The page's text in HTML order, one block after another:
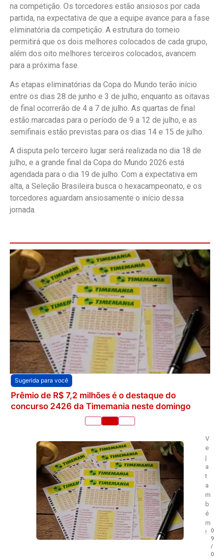
na competição. Os torcedores estão ansiosos por cada
partida, na expectativa de que a equipe avance para a fase
eliminatória da competição. A estrutura do torneio
permitirá que os dois melhores colocados de cada grupo,
além dos oito melhores terceiros colocados, avancem
para a próxima fase.
As etapas eliminatórias da Copa do Mundo terão início
entre os dias 28 de junho e 3 de julho, enquanto as oitavas
de final ocorrerão de 4 a 7 de julho. As quartas de final
estão marcadas para o período de 9 a 12 de julho, e as
semifinais estão previstas para os dias 14 e 15 de julho.
A disputa pelo terceiro lugar será realizada no dia 18 de
julho, e a grande final da Copa do Mundo 2026 está
agendada para o dia 19 de julho. Com a expectativa em
alta, a Seleção Brasileira busca o hexacampeonato, e os
torcedores aguardam ansiosamente o início dessa
jornada.
Sugerida para você
Prêmio de R$ 7,2 milhões é o destaque do
concurso 2426 da Timemania neste domingo
V
e
j
a
t
a
m
b
é
m
!
0
9
/
0